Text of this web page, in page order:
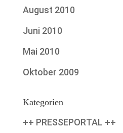
August 2010
Juni 2010
Mai 2010
Oktober 2009
Kategorien
++ PRESSEPORTAL ++